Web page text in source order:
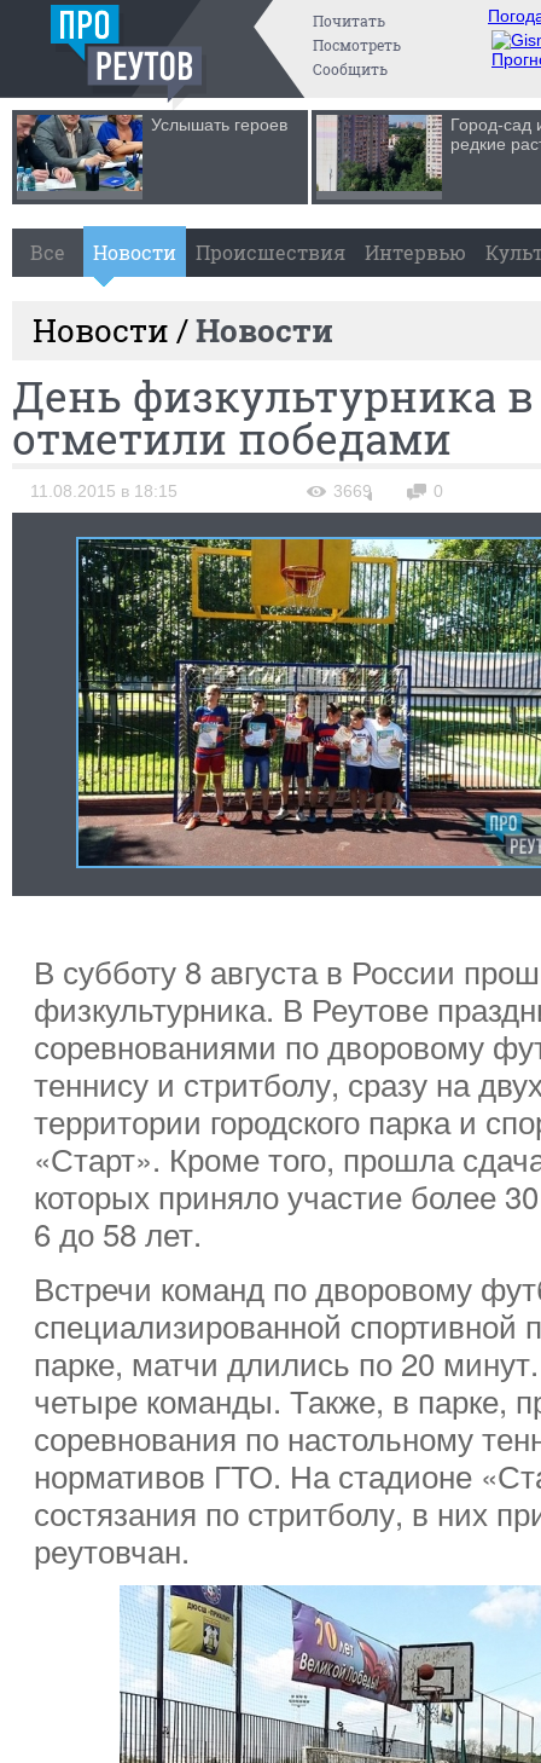
Почитать
Посмотреть
Сообщить
Услышать героев
Город-сад
редкие
Все Новости Происшествия Интервью
Новости /Новости
День физкультурника в
отметили победами
11.08.2015 в 18:15 3669 0
В субботу 8 августа в России
физкультурника. В Реутове
соревнованиями по дворовому
теннису и стритболу, сразу на
территории городского парка и
«Старт». Кроме того, прошла
которых приняло участие более
6 до 58 лет.
Встречи команд по дворовому
специализированной спортивной
парке, матчи длились по 20
четыре команды. Также, в парке,
соревнования по настольному
нормативов ГТО. На стадионе
состязания по стритболу, в них
реутовчан.